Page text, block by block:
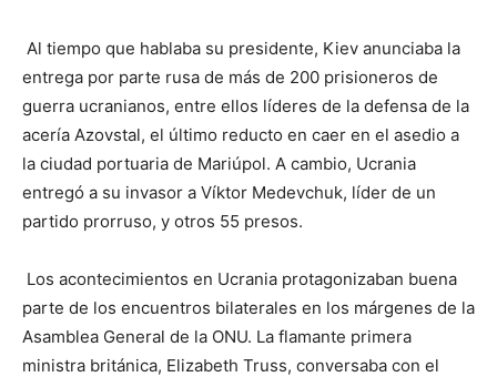
Al tiempo que hablaba su presidente, Kiev anunciaba la
entrega por parte rusa de más de 200 prisioneros de
guerra ucranianos, entre ellos líderes de la defensa de la
acería Azovstal, el último reducto en caer en el asedio a
la ciudad portuaria de Mariúpol. A cambio, Ucrania
entregó a su invasor a Víktor Medevchuk, líder de un
partido prorruso, y otros 55 presos.
Los acontecimientos en Ucrania protagonizaban buena
parte de los encuentros bilaterales en los márgenes de la
Asamblea General de la ONU. La flamante primera
ministra británica, Elizabeth Truss, conversaba con el